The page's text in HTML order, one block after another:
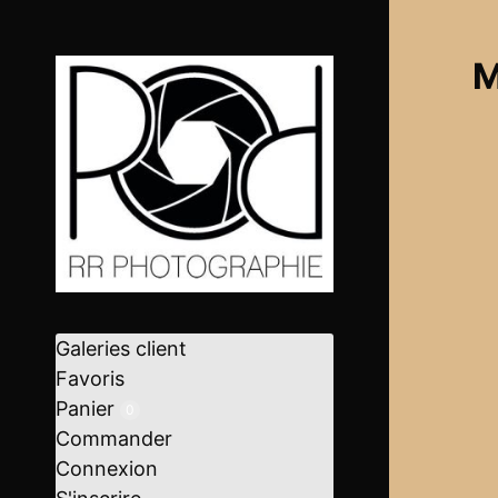
Galeries client
Favoris
Panier
Commander
Connexion